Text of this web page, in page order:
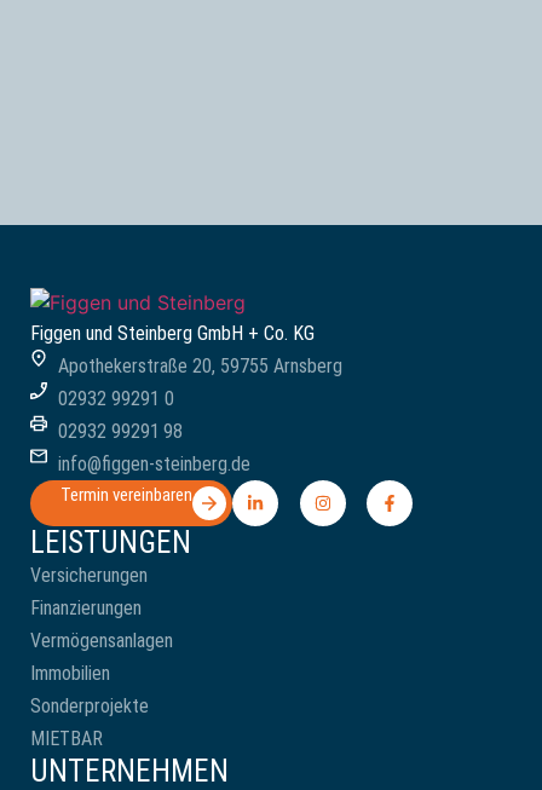
Figgen und Steinberg GmbH + Co. KG
Apothekerstraße 20, 59755 Arnsberg
02932 99291 0
02932 99291 98
info@figgen-steinberg.de
Termin vereinbaren
LEISTUNGEN
Versicherungen
Finanzierungen
Vermögensanlagen
Immobilien
Sonderprojekte
MIETBAR
UNTERNEHMEN